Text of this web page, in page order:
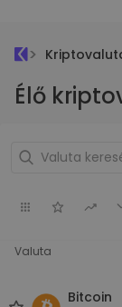
Élő
Valuta
Bitcoin